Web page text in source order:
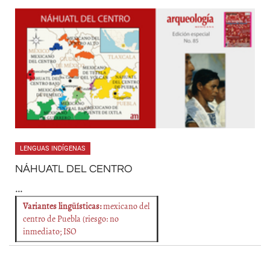
LENGUAS INDÍGENAS
NÁHUATL DEL CENTRO
...
Variantes lingüísticas:mexicano del
centro de Puebla (riesgo: no
inmediato; ISO